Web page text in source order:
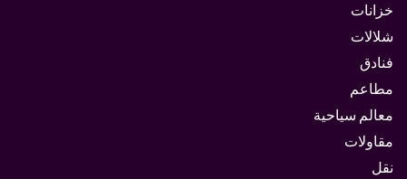
خزانات
شلالات
فنادق
مطاعم
معالم سياحية
مقاولات
نقل